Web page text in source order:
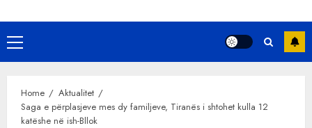
Primary
Menu
Home
Aktualitet
Saga e përplasjeve mes dy familjeve, Tiranës i shtohet kulla 12
katëshe në ish-Bllok